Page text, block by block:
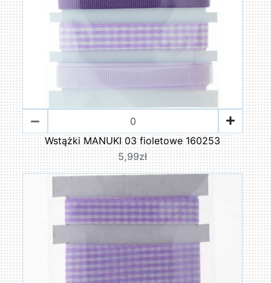
Wstążki MANUKI 03 fioletowe 160253
5,99zł